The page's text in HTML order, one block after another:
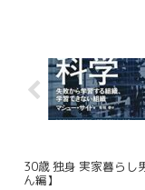
30歳 独身 実家暮らし
ん編】